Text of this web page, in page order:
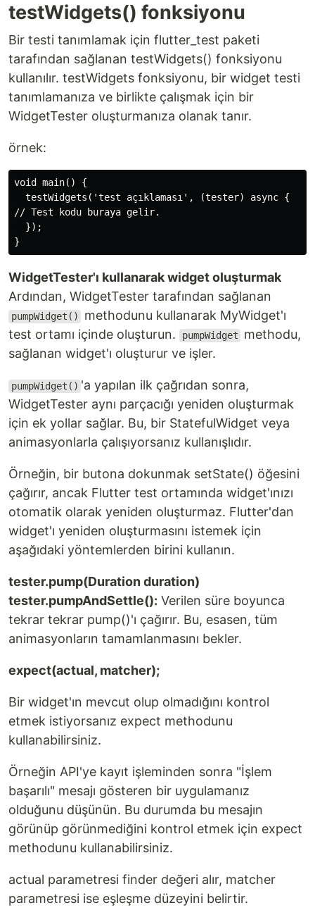
testWidgets() fonksiyonu
Bir testi tanımlamak için flutter_test paketi
tarafından sağlanan testWidgets() fonksiyonu
kullanılır. testWidgets fonksiyonu, bir widget testi
tanımlamanıza ve birlikte çalışmak için bir
WidgetTester oluşturmanıza olanak tanır.
örnek:
void main() {
  testWidgets('test açıklaması', (tester) async {
// Test kodu buraya gelir.
  });
WidgetTester'ı kullanarak widget oluşturmak
Ardından, WidgetTester tarafından sağlanan
pumpWidget()
methodunu kullanarak MyWidget'ı
test ortamı içinde oluşturun.
pumpWidget
methodu,
sağlanan widget'ı oluşturur ve işler.
pumpWidget() 'a yapılan ilk çağrıdan sonra,
WidgetTester aynı parçacığı yeniden oluşturmak
için ek yollar sağlar. Bu, bir StatefulWidget veya
animasyonlarla çalışıyorsanız kullanışlıdır.
Örneğin, bir butona dokunmak setState() öğesini
çağırır, ancak Flutter test ortamında widget'ınızı
otomatik olarak yeniden oluşturmaz. Flutter'dan
widget'ı yeniden oluşturmasını istemek için
aşağıdaki yöntemlerden birini kullanın.
tester.pump(Duration duration)
tester.pumpAndSettle(): Verilen süre boyunca
tekrar tekrar pump()'ı çağırır. Bu, esasen, tüm
animasyonların tamamlanmasını bekler.
expect(actual, matcher);
Bir widget'ın mevcut olup olmadığını kontrol
etmek istiyorsanız expect methodunu
kullanabilirsiniz.
Örneğin API'ye kayıt işleminden sonra "İşlem
başarılı" mesajı gösteren bir uygulamanız
olduğunu düşünün. Bu durumda bu mesajın
görünüp görünmediğini kontrol etmek için expect
methodunu kullanabilirsiniz.
actual parametresi finder değeri alır, matcher
parametresi ise eşleşme düzeyini belirtir.